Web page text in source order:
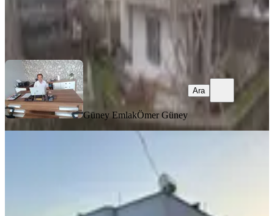
Güney Emlak Ömer Güney
Güney EmlakÖmer Güney
Ara
Dulkadiroğlu, Namık Kemal Mahallesi
·160 m²·10.02.2026